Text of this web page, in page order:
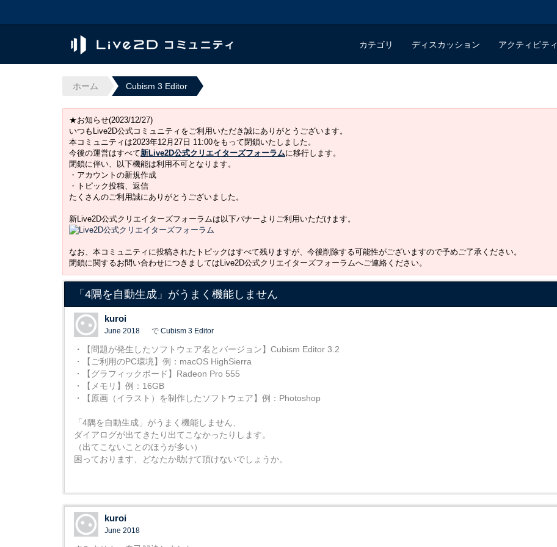
カテゴリ ディスカッション アクティビティ
ホーム Cubism 3 Editor
★お知らせ(2023/12/27)
いつもLive2D公式コミュニティをご利用いただき誠にありがとうございます。
本コミュニティは2023年12月27日 11:00をもって閉鎖いたしました。
今後の運営はすべて新Live2D公式クリエイターズフォーラムに移行します。
閉鎖に伴い、以下機能は利用不可となります。
・アカウントの新規作成
・トピック投稿、返信
たくさんのご利用誠にありがとうございました。
新Live2D公式クリエイターズフォーラムは以下バナーよりご利用いただけます。
なお、本コミュニティに投稿されたトピックはすべて残りますが、今後削除する可能性がございますので予めご了承ください。
閉鎖に関するお問い合わせにつきましてはLive2D公式クリエイターズフォーラムへご連絡ください。
「4隅を自動生成」がうまく機能しません
kuroi
June 2018 で Cubism 3 Editor
・【問題が発生したソフトウェア名とバージョン】Cubism Editor 3.2
・【ご利用のPC環境】例：macOS HighSierra
・【グラフィックボード】Radeon Pro 555
・【メモリ】例：16GB
・【原画（イラスト）を制作したソフトウェア】例：Photoshop
「4隅を自動生成」がうまく機能しません、
ダイアログが出てきたり出てこなかったりします。
（出てこないことのほうが多い）
困っております、どなたか助けて頂けないでしょうか。
kuroi
June 2018